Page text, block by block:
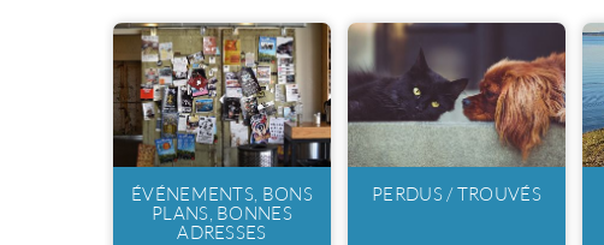
ÉVÉNEMENTS, BONS
PLANS, BONNES
ADRESSES
PERDUS / TROUVÉS